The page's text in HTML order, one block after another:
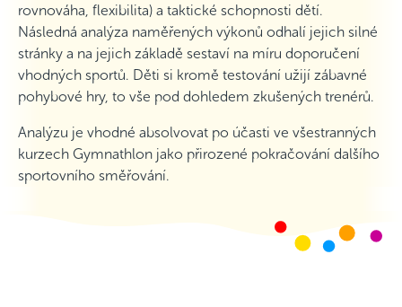
rovnováha, flexibilita) a taktické schopnosti dětí.
Následná analýza naměřených výkonů odhalí jejich silné
stránky a na jejich základě sestaví na míru doporučení
vhodných sportů. Děti si kromě testování užijí zábavné
pohybové hry, to vše pod dohledem zkušených trenérů.
Analýzu je vhodné absolvovat po účasti ve všestranných
kurzech Gymnathlon jako přirozené pokračování dalšího
sportovního směřování.